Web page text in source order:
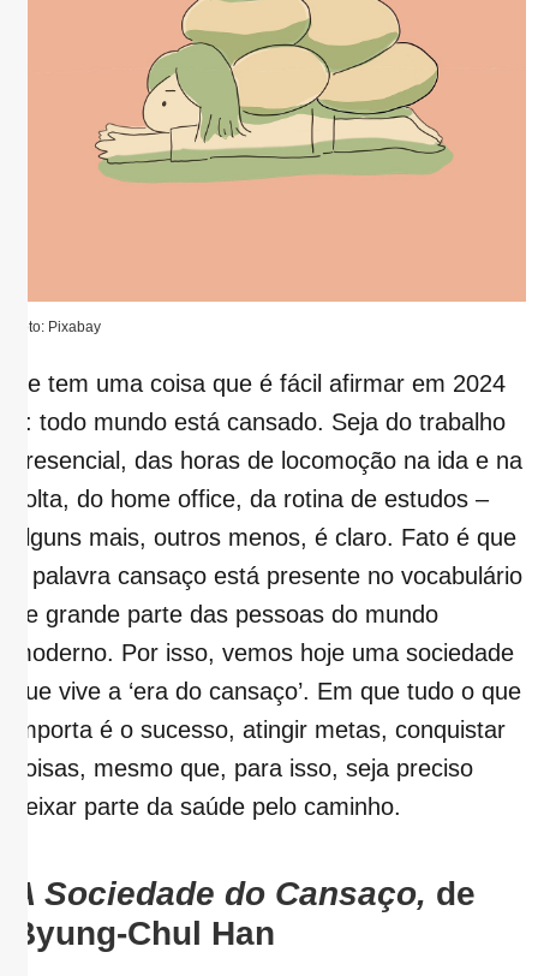
Foto: Pixabay
Se tem uma coisa que é fácil afirmar em 2024
é: todo mundo está cansado. Seja do trabalho
presencial, das horas de locomoção na ida e na
volta, do home office, da rotina de estudos –
alguns mais, outros menos, é claro. Fato é que
a palavra cansaço está presente no vocabulário
de grande parte das pessoas do mundo
moderno. Por isso, vemos hoje uma sociedade
que vive a ‘era do cansaço’. Em que tudo o que
importa é o sucesso, atingir metas, conquistar
coisas, mesmo que, para isso, seja preciso
deixar parte da saúde pelo caminho.
A Sociedade do Cansaço, de
Byung-Chul Han